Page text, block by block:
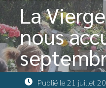
La
nous
Publié le21 juillet